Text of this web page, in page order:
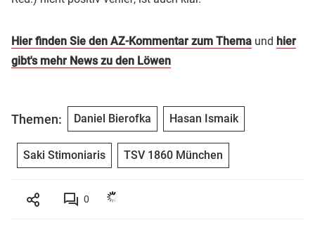
Hier finden Sie den AZ-Kommentar zum Thema und hier
gibt's mehr News zu den Löwen
Themen: Daniel Bierofka Hasan Ismaik
Saki Stimoniaris TSV 1860 München
0